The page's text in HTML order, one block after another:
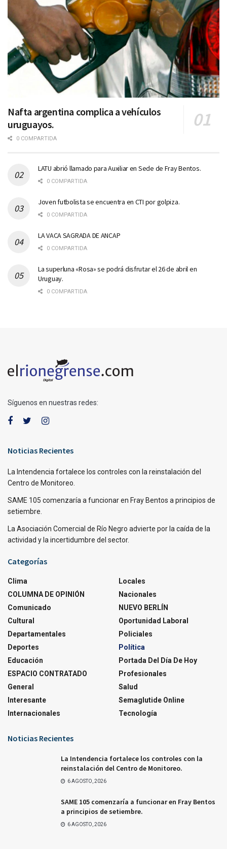
Nafta argentina complica a vehículos
uruguayos.
0 COMPARTIDA
LATU abrió llamado para Auxiliar en Sede de Fray Bentos.
0 COMPARTIDA
Joven futbolista se encuentra en CTI por golpiza.
0 COMPARTIDA
LA VACA SAGRADA DE ANCAP
0 COMPARTIDA
La superluna «Rosa» se podrá disfrutar el 26 de abril en
Uruguay.
0 COMPARTIDA
Síguenos en nuestras redes:
Noticias Recientes
La Intendencia fortalece los controles con la reinstalación del
Centro de Monitoreo.
SAME 105 comenzaría a funcionar en Fray Bentos a principios de
setiembre.
La Asociación Comercial de Río Negro advierte por la caída de la
actividad y la incertidumbre del sector.
Categorías
Clima
COLUMNA DE OPINIÓN
Comunicado
Cultural
Departamentales
Deportes
Educación
ESPACIO CONTRATADO
General
Interesante
Internacionales
Locales
Nacionales
NUEVO BERLÍN
Oportunidad Laboral
Policiales
Política
Portada Del Día De Hoy
Profesionales
Salud
Semaglutide Online
Tecnología
Noticias Recientes
La Intendencia fortalece los controles con la
reinstalación del Centro de Monitoreo.
6 AGOSTO, 2026
SAME 105 comenzaría a funcionar en Fray Bentos
a principios de setiembre.
6 AGOSTO, 2026